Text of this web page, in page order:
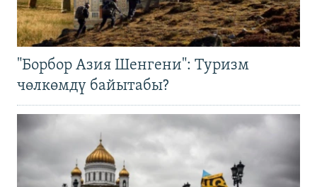
"Борбор Азия Шенгени": Туризм
чөлкөмдү байытабы?